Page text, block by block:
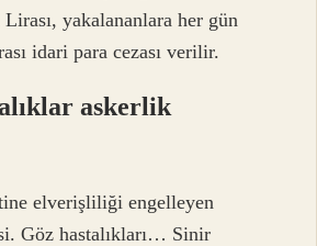
yakalananlara her gün
idari para cezası verilir.
askerlik
elverişliliği engelleyen
Göz hastalıkları… Sinir